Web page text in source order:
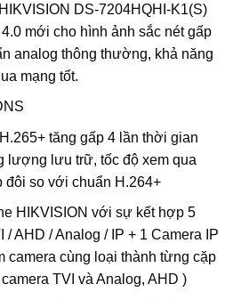
DS-7204HQHI-K1(S)
mới cho hình ảnh sắc nét gấp
analog thông thường, khả năng
mạng tốt.
tăng gấp 4 lần thời gian
lượng lưu trữ, tốc độ xem qua
đôi so với chuẩn H.264+
HIKVISION với sự kết hợp 5
/ AHD / Analog / IP + 1 Camera IP
camera cùng loại thành từng cặp
TVI và Analog, AHD )